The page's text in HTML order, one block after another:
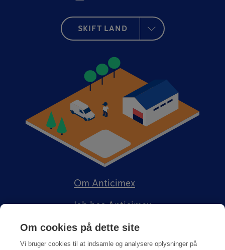
SKIFT LAND
Om Anticimex
Job hos Anticimex
Om cookies på dette site
Vi bruger cookies til at indsamle og analysere oplysninger på